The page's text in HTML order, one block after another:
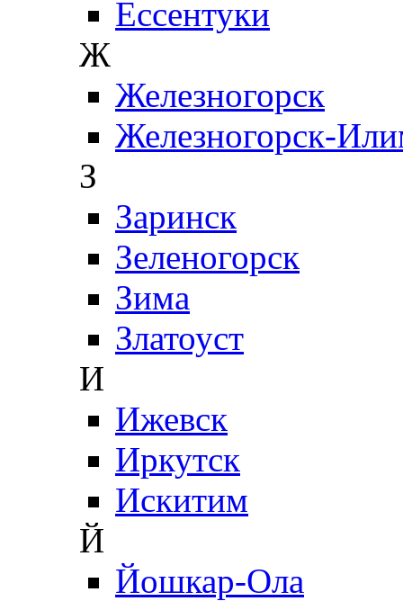
Ессентуки
Ж
Железногорск
Железногорск-
З
Заринск
Зеленогорск
Зима
Златоуст
И
Ижевск
Иркутск
Искитим
Й
Йошкар-Ола